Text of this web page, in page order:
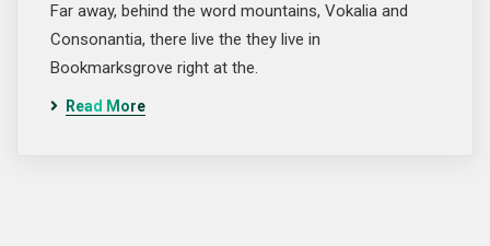
Far away, behind the word mountains, Vokalia and
Consonantia, there live the they live in
Bookmarksgrove right at the.
Read More